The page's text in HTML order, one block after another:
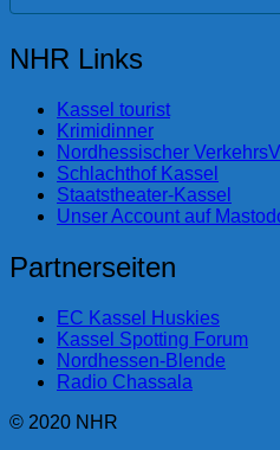
NHR Links
Kassel tourist
Krimidinner
Nordhessischer
Schlachthof Kassel
Staatstheater-Kassel
Unser Account auf
Partnerseiten
EC Kassel Huskies
Kassel Spotting Forum
Nordhessen-Blende
Radio Chassala
© 2020 NHR